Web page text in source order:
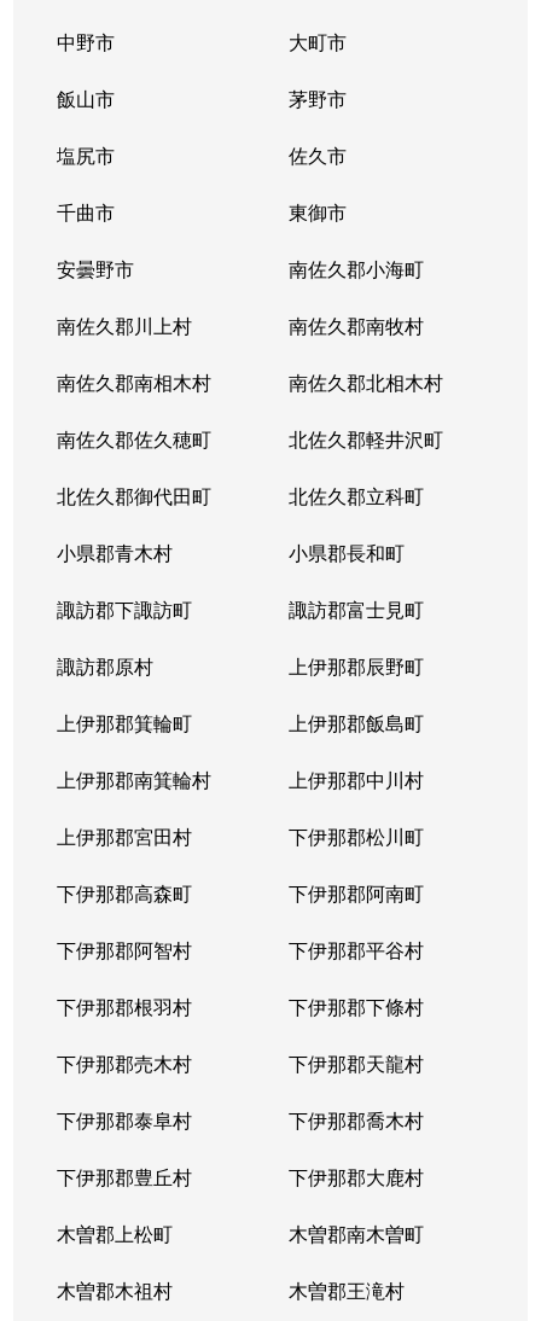
中野市 大町市
飯山市 茅野市
塩尻市 佐久市
千曲市 東御市
安曇野市 南佐久郡小海町
南佐久郡川上村 南佐久郡南牧村
南佐久郡南相木村 南佐久郡北相木村
南佐久郡佐久穂町 北佐久郡軽井沢町
北佐久郡御代田町 北佐久郡立科町
小県郡青木村 小県郡長和町
諏訪郡下諏訪町 諏訪郡富士見町
諏訪郡原村 上伊那郡辰野町
上伊那郡箕輪町 上伊那郡飯島町
上伊那郡南箕輪村 上伊那郡中川村
上伊那郡宮田村 下伊那郡松川町
下伊那郡高森町 下伊那郡阿南町
下伊那郡阿智村 下伊那郡平谷村
下伊那郡根羽村 下伊那郡下條村
下伊那郡売木村 下伊那郡天龍村
下伊那郡泰阜村 下伊那郡喬木村
下伊那郡豊丘村 下伊那郡大鹿村
木曽郡上松町 木曽郡南木曽町
木曽郡木祖村 木曽郡王滝村